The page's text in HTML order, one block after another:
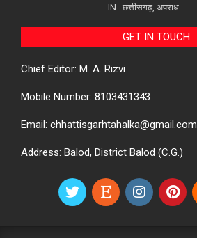
IN: छत्तीसगढ़ अपराध
GET IN TOUCH
Chief Editor: M. A. Rizvi
Mobile Number: 8103431343
Email: chhattisgarhtahalka@gmail.com
Address: Balod, District Balod (C.G.)